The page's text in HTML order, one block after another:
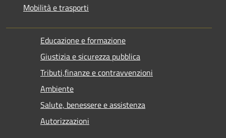
Mobilità e trasporti
Educazione e formazione
Giustizia e sicurezza pubblica
Tributi,finanze e contravvenzioni
Ambiente
Salute, benessere e assistenza
Autorizzazioni